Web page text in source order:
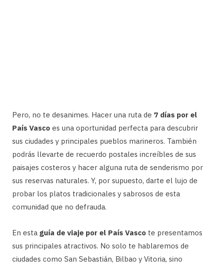
Pero, no te desanimes. Hacer una ruta de 7 días por el
País Vasco es una oportunidad perfecta para descubrir
sus ciudades y principales pueblos marineros. También
podrás llevarte de recuerdo postales increíbles de sus
paisajes costeros y hacer alguna ruta de senderismo por
sus reservas naturales. Y, por supuesto, darte el lujo de
probar los platos tradicionales y sabrosos de esta
comunidad que no defrauda.
En esta guía de viaje por el País Vasco te presentamos
sus principales atractivos. No solo te hablaremos de
ciudades como San Sebastián, Bilbao y Vitoria, sino